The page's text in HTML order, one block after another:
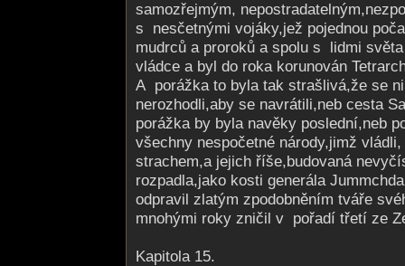
samozřejmým,
s nesčetnými vojáky,jež pojednou
mudrců a proroků a spolu s lidmi
vládce a byl do roka korunován
A porážka to byla tak strašlivá,že se
nerozhodli,aby se navrátili,neb cesta
porážka by byla navěky poslední,neb
všechny nespočetné národy,jimž
strachem,a jejich říše,budovaná
rozpadla,jako kosti generála
odpravil zlatým zpodobněním tváře
mnohými roky zničil v pořadí třetí ze
Kapitola 15.